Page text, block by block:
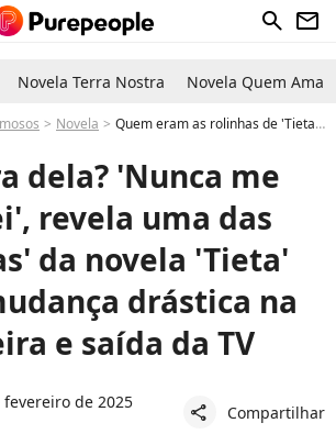
search newsletter
Novela Terra Nostra Novela Quem Ama
Novela Quem eram as rolinhas de 'Tieta? Atriz de história da Globo faz revelação surpreendente sobre mudança de país, profissão e saída da TV
dela? 'Nunca me
revela uma das
da novela 'Tieta'
drástica na
e saída da TV
de 2025
share Compartilhar